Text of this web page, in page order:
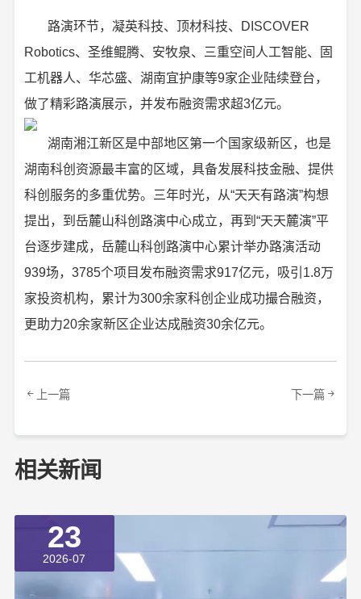
路演环节，凝英科技、顶材科技、DISCOVER
Robotics、圣维鲲腾、安牧泉、三重空间人工智能、固
工机器人、华芯盛、湖南宜护康等9家企业陆续登台，
做了精彩路演展示，并发布融资需求超3亿元。
湖南湘江新区是中部地区第一个国家级新区，也是
湖南科创资源最丰富的区域，具备发展科技金融、提供
科创服务的多重优势。三年时光，从“天天有路演”构想
提出，到岳麓山科创路演中心成立，再到“天天麓演”平
台逐步建成，岳麓山科创路演中心累计举办路演活动
939场，3785个项目发布融资需求917亿元，吸引1.8万
家投资机构，累计为300余家科创企业成功撮合融资，
更助力20余家新区企业达成融资30余亿元。
上一篇 下一篇
相关新闻
23
2026-07